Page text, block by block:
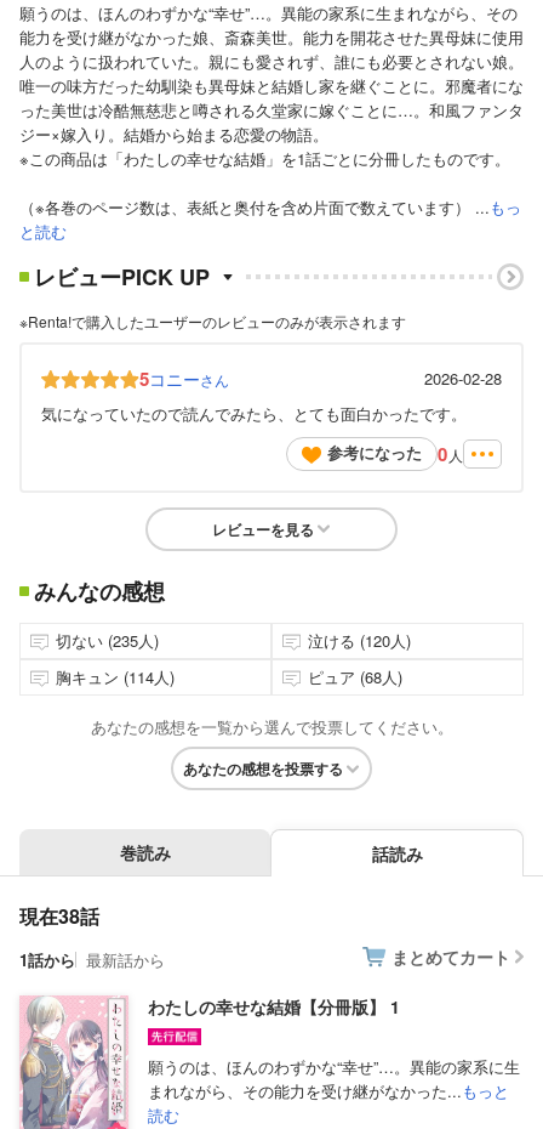
願うのは、ほんのわずかな“幸せ”…。異能の家系に生まれながら、その
能力を受け継がなかった娘、斎森美世。能力を開花させた異母妹に使用
人のように扱われていた。親にも愛されず、誰にも必要とされない娘。
唯一の味方だった幼馴染も異母妹と結婚し家を継ぐことに。邪魔者にな
った美世は冷酷無慈悲と噂される久堂家に嫁ぐことに…。和風ファンタ
ジー×嫁入り。結婚から始まる恋愛の物語。
※この商品は「わたしの幸せな結婚」を1話ごとに分冊したものです。
（※各巻のページ数は、表紙と奥付を含め片面で数えています） ...もっ
と読む
レビューPICK UP
※Renta!で購入したユーザーのレビューのみが表示されます
5コニーさん
2026-02-28
気になっていたので読んでみたら、とても面白かったです。
参考になった
0 人
レビューを見る
みんなの感想
切ない (235人)
泣ける (120人)
胸キュン (114人)
ピュア (68人)
あなたの感想を一覧から選んで投票してください。
あなたの感想を投票する
巻読み 話読み
現在38話
1話から 最新話から まとめてカート
わたしの幸せな結婚【分冊版】 1
願うのは、ほんのわずかな“幸せ”…。異能の家系に生
まれながら、その能力を受け継がなかった...もっと
読む